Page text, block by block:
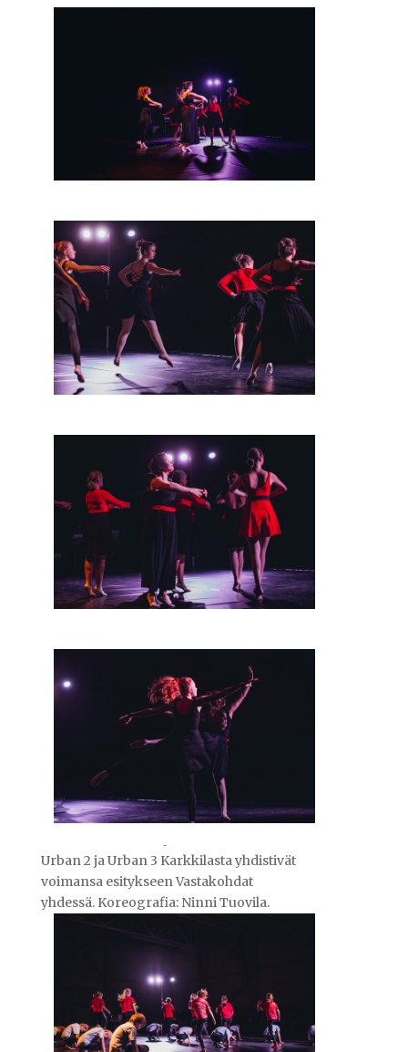
Urban 2 ja Urban 3 Karkkilasta yhdistivät
voimansa esitykseen Vastakohdat
yhdessä. Koreografia: Ninni Tuovila.